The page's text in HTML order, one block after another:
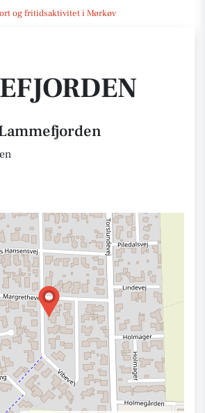
og fritidsaktivitet i Mørkøv